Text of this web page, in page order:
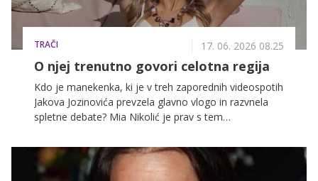
TRAČI 17. 06. 2026 08.25
O njej trenutno govori celotna regija
Kdo je manekenka, ki je v treh zaporednih videospotih
Jakova Jozinovića prevzela glavno vlogo in razvnela
spletne debate? Mia Nikolić je prav s tem
trenutno govori celotna regija. Primerjajo jo celo z
mlado Kate Moss.